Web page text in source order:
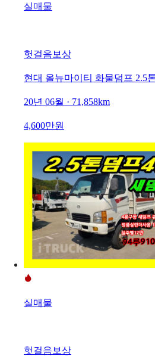
실매물
헛걸음보상
현대 올뉴마이티 화물덤프 2.5
20년 06월 · 71,858km
4,600만원
실매물
헛걸음보상